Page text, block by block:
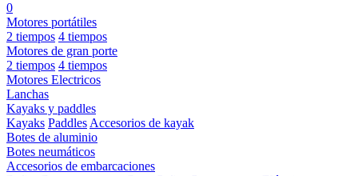
0
Motores portátiles
2 tiempos 4 tiempos
Motores de gran porte
2 tiempos 4 tiempos
Motores Electricos
Lanchas
Kayaks y paddles
Kayaks Paddles Accesorios de kayak
Botes de aluminio
Botes neumáticos
Accesorios de embarcaciones